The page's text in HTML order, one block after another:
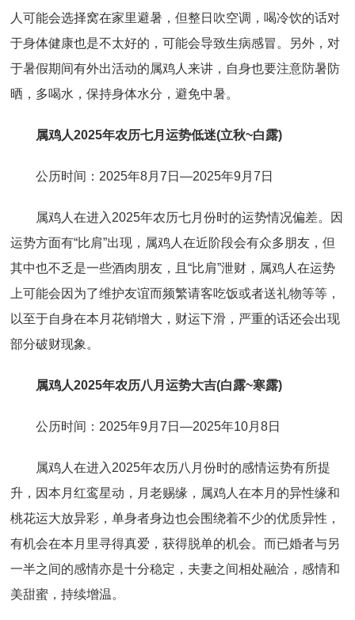
人可能会选择窝在家里避暑，但整日吹空调，喝冷饮的话对
于身体健康也是不太好的，可能会导致生病感冒。另外，对
于暑假期间有外出活动的属鸡人来讲，自身也要注意防暑防
晒，多喝水，保持身体水分，避免中暑。
属鸡人2025年农历七月运势低迷(立秋~白露)
公历时间：2025年8月7日—2025年9月7日
属鸡人在进入2025年农历七月份时的运势情况偏差。因
运势方面有“比肩”出现，属鸡人在近阶段会有众多朋友，但
其中也不乏是一些酒肉朋友，且“比肩”泄财，属鸡人在运势
上可能会因为了维护友谊而频繁请客吃饭或者送礼物等等，
以至于自身在本月花销增大，财运下滑，严重的话还会出现
部分破财现象。
属鸡人2025年农历八月运势大吉(白露~寒露)
公历时间：2025年9月7日—2025年10月8日
属鸡人在进入2025年农历八月份时的感情运势有所提
升，因本月红鸾星动，月老赐缘，属鸡人在本月的异性缘和
桃花运大放异彩，单身者身边也会围绕着不少的优质异性，
有机会在本月里寻得真爱，获得脱单的机会。而已婚者与另
一半之间的感情亦是十分稳定，夫妻之间相处融洽，感情和
美甜蜜，持续增温。